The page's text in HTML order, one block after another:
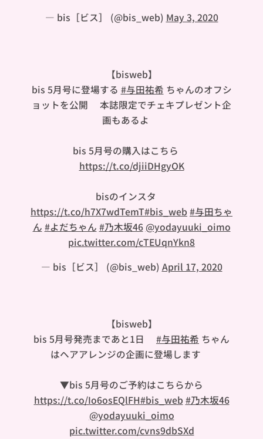
— bis［ビス］ (@bis_web) May 3, 2020
【bisweb】
bis 5月号に登場する #与田祐希 ちゃんのオフシ
ョットを公開💜本誌限定でチェキプレゼント企
画もあるよ🎁
bis 5月号の購入はこちら👇🏻
https://t.co/djiiDHgyOK
bisのインスタ👇🏻
https://t.co/h7X7wdTemT#bis_web #与田ちゃ
ん #よだちゃん #乃木坂46 @yodayuuki_oimo
pic.twitter.com/cTEUqnYkn8
— bis［ビス］ (@bis_web) April 17, 2020
【bisweb】
bis 5月号発売まであと1日✨ #与田祐希 ちゃん
はヘアアレンジの企画に登場します🎀
▼bis 5月号のご予約はこちらから
https://t.co/Io6osEQlFH#bis_web #乃木坂46
@yodayuuki_oimo
pic.twitter.com/cvns9dbSXd